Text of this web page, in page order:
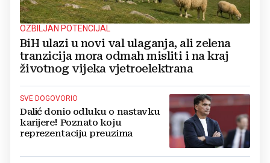
OZBILJAN POTENCIJAL
BiH ulazi u novi val ulaganja, ali zelena
tranzicija mora odmah misliti i na kraj
životnog vijeka vjetroelektrana
SVE DOGOVORIO
Dalić donio odluku o nastavku
karijere! Poznato koju
reprezentaciju preuzima